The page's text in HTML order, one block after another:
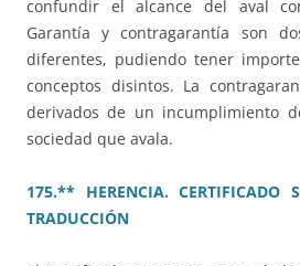
confundir el alcance del aval
Garantía y contragarantía son
diferentes, pudiendo tener
conceptos disintos. La
derivados de un incumplimiento
sociedad que avala.
175.** HERENCIA. CERTIFICADO
TRADUCCIÓN